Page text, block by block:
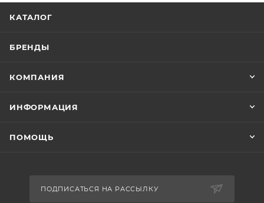
КАТАЛОГ
БРЕНДЫ
КОМПАНИЯ
ИНФОРМАЦИЯ
ПОМОЩЬ
ПОДПИСАТЬСЯ НА РАССЫЛКУ